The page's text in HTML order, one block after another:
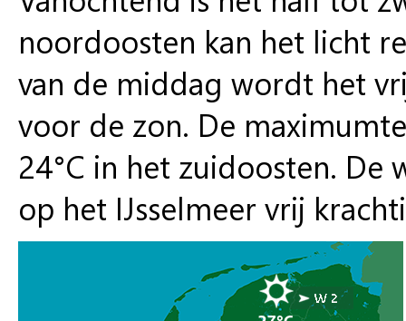
noordoosten kan het licht
van de middag wordt het
voor de zon. De
24°C in het zuidoosten. De
op het IJsselmeer vrij